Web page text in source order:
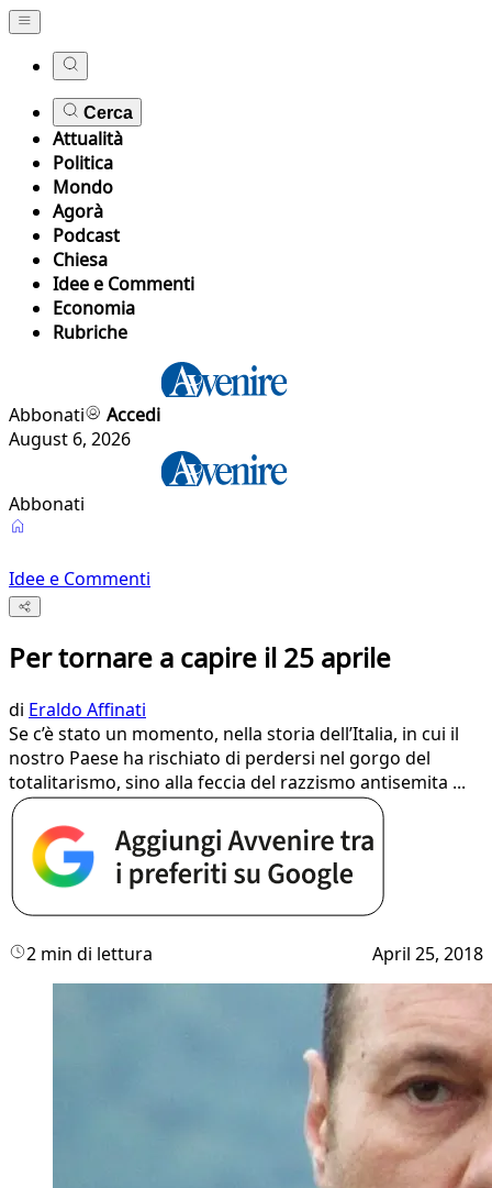
Cerca
Attualità
Politica
Mondo
Agorà
Podcast
Chiesa
Idee e Commenti
Economia
Rubriche
Abbonati
Accedi
August 6, 2026
Abbonati
Idee e Commenti
Per tornare a capire il 25 aprile
di Eraldo Affinati
Se c’è stato un momento, nella storia dell’Italia, in cui il
nostro Paese ha rischiato di perdersi nel gorgo del
totalitarismo, sino alla feccia del razzismo antisemita ...
2 min di lettura April 25, 2018